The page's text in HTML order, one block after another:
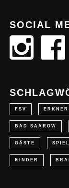
SOCIAL
FSV ERKNER
BAD SAAROW
GÄSTE SPIEL
KINDER